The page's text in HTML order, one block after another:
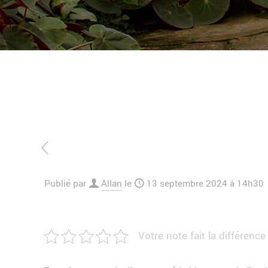
Publié par Allan le 13 septembre 2024 à 14h30
Votre note fait la